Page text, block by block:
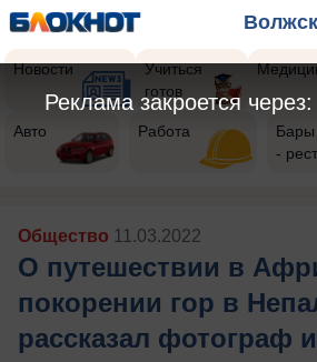
Новости
Учиться
готов
Авто Работа
Бары
-
Общество 11.03.2022
О путешествии в
покорении гор в
рассказал фотограф